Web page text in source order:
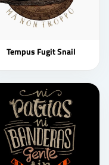
Tempus Fugit Snail